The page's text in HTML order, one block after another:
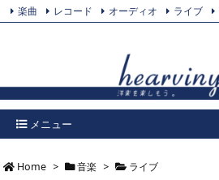
メニュー
楽曲 レコード オーディオ ライブ
Home > 音楽 > ライブ